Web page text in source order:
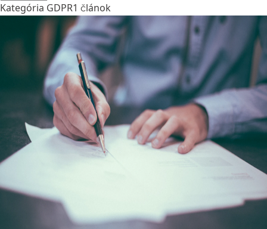
Kategória GDPR1 článok